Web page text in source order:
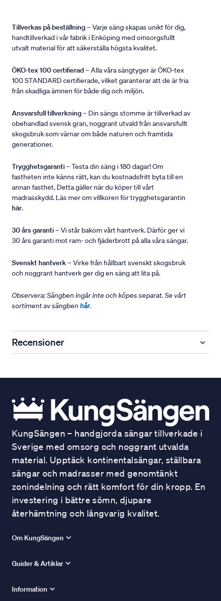
Tillverkas på beställning– Varje säng skapas unikt för dig,
handtillverkad i vår fabrik i Enköping med omsorgsfullt
utvalt material för att säkerställa högsta kvalitet.
ÖKO-tex 100 certifierad– Alla våra sängtyger är ÖKO-tex
100 STANDARD certifierade, vilket garanterar att de är fria
från skadliga ämnen för både dig och miljön.
Ansvarsfull tillverkning– Din sängs stomme är tillverkad av
obehandlad svensk gran, noggrant utvald från ansvarsfullt
skogsbruk som värnar om både naturen och framtida
generationer.
Trygghetsgaranti– Testa din säng i 180 dagar! Om
fastheten inte känns rätt, kan du kostnadsfritt byta till en
annan fasthet. Detta gäller när du köper till vårt
madrasskydd. Läs mer om villkoren för trygghetsgarantin
här.
30 års garanti– Vi står bakom vårt hantverk. Därför ger vi
30 års garanti mot ram- och fjäderbrott på alla våra sängar.
Svenskt hantverk– Virke från hållbart svenskt skogsbruk
och noggrant hantverk ger dig en säng att lita på.
Observera: Sängben ingår inte och köpes separat. Se vårt
sortiment av sängben här.
Recensioner
KungSängen – handgjorda sängar tillverkade i
Sverige med omsorg och noggrant utvalda
material. Upptäck kontinentalsängar, ställbara
sängar och madrasser med genomtänkt
zonindelning och rätt komfort för din kropp. En
investering i bättre sömn, djupare
återhämtning och långvarig kvalitet.
Om KungSängen
Guider & Artiklar
Information